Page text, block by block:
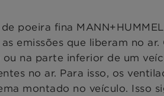
poeira fina
emissões que liberam no
na parte inferior de um
no ar. Para isso, os
montado no veículo. Isso